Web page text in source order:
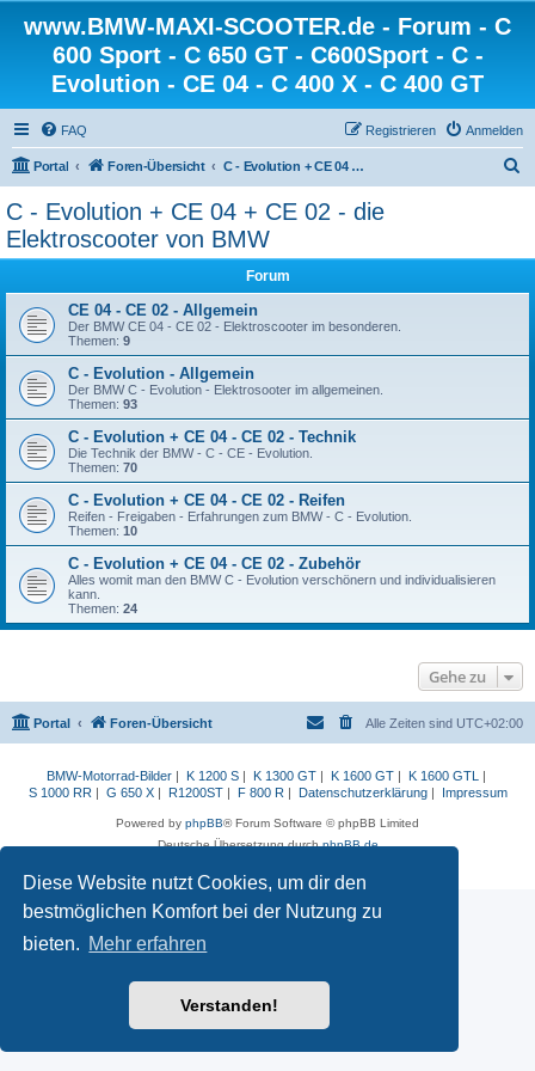
Diese Website nutzt Cookies, um dir den
bestmöglichen Komfort bei der Nutzung zu
bieten. Mehr erfahren
Verstanden!
www.BMW-MAXI-SCOOTER.de - Forum - C
600 Sport - C 650 GT - C600Sport - C -
Evolution - CE 04 - C 400 X - C 400 GT
FAQ Anmelden
Registrieren
Portal Foren-Übersicht C - Evolution + CE 04 + CE 02 - die Elektroscooter von BMW
C - Evolution + CE 04 + CE 02 - die
Elektroscooter von BMW
Forum
CE 04 - CE 02 - Allgemein
Der BMW CE 04 - CE 02 - Elektroscooter im besonderen.
Themen: 9
C - Evolution - Allgemein
Der BMW C - Evolution - Elektrosooter im allgemeinen.
Themen: 93
C - Evolution + CE 04 - CE 02 - Technik
Die Technik der BMW - C - CE - Evolution.
Themen: 70
C - Evolution + CE 04 - CE 02 - Reifen
Reifen - Freigaben - Erfahrungen zum BMW - C - Evolution.
Themen: 10
C - Evolution + CE 04 - CE 02 - Zubehör
Alles womit man den BMW C - Evolution verschönern und individualisieren
kann.
Themen: 24
Gehe zu
Portal Foren-Übersicht Alle Zeiten sind UTC+02:00
BMW-Motorrad-Bilder| K 1200 S| K 1300 GT| K 1600 GT| K 1600 GTL
|
S 1000 RR | G 650 X| R1200ST| F 800 R | Datenschutzerklärung| Impressum
Powered by phpBB® Forum Software © phpBB Limited
Deutsche Übersetzung durchphpBB.de